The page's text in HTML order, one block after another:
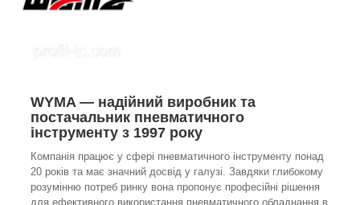
WYMA — надійний виробник та
постачальник пневматичного
інструменту з 1997 року
Компанія працює у сфері пневматичного інструменту понад
20 років та має значний досвід у галузі. Завдяки глибокому
розумінню потреб ринку вона пропонує професійні рішення
для ефективного використання пневматичного обладнання в